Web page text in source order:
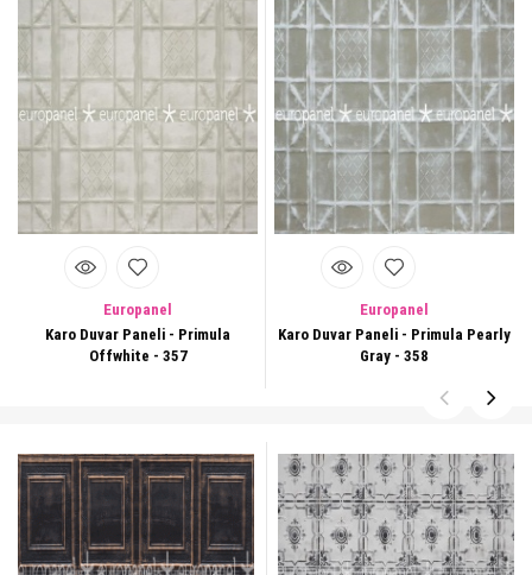
Europanel
Karo Duvar Paneli - Primula
Offwhite - 357
Europanel
Karo Duvar Paneli - Primula Pearly
Gray - 358